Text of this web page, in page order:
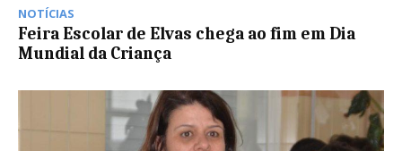
NOTÍCIAS
Feira Escolar de Elvas chega ao fim em Dia
Mundial da Criança